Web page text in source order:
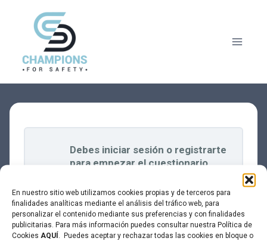
En nuestro sitio web utilizamos cookies propias y de terceros para
finalidades analíticas mediante el análisis del tráfico web, para
personalizar el contenido mediante sus preferencias y con finalidades
publicitarias. Para más información puedes consultar nuestra Política de
Cookies AQUÍ . Puedes aceptar y rechazar todas las cookies en bloque o
contenido
Debes iniciar sesión o registrarte
para empezar el cuestionario.